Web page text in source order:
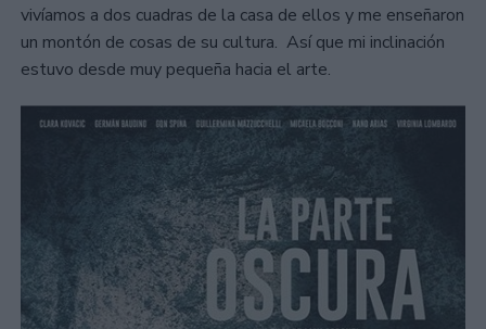
vivíamos a dos cuadras de la casa de ellos y me enseñaron
un montón de cosas de su cultura. Así que mi inclinación
estuvo desde muy pequeña hacia el arte.